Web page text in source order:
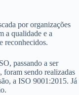
por organizações
a qualidade e a
reconhecidos.
passando a ser
foram sendo realizadas
a ISO 9001:2015. Já